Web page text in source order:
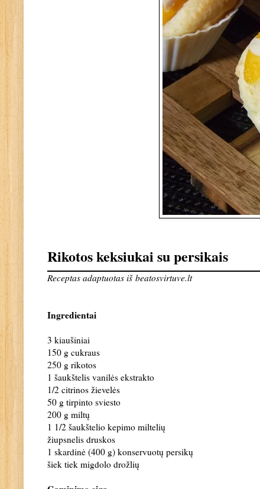
Rikotos keksiukai su persikais
Receptas adaptuotas iš beatosvirtuve.lt
Ingredientai
3 kiaušiniai
150 g cukraus
250 g rikotos
1 šaukštelis vanilės ekstrakto
1/2 citrinos žievelės
50 g tirpinto sviesto
200 g miltų
1 1/2 šaukštelio kepimo miltelių
žiupsnelis druskos
1 skardinė (400 g) konservuotų persikų
šiek tiek migdolo drožlių